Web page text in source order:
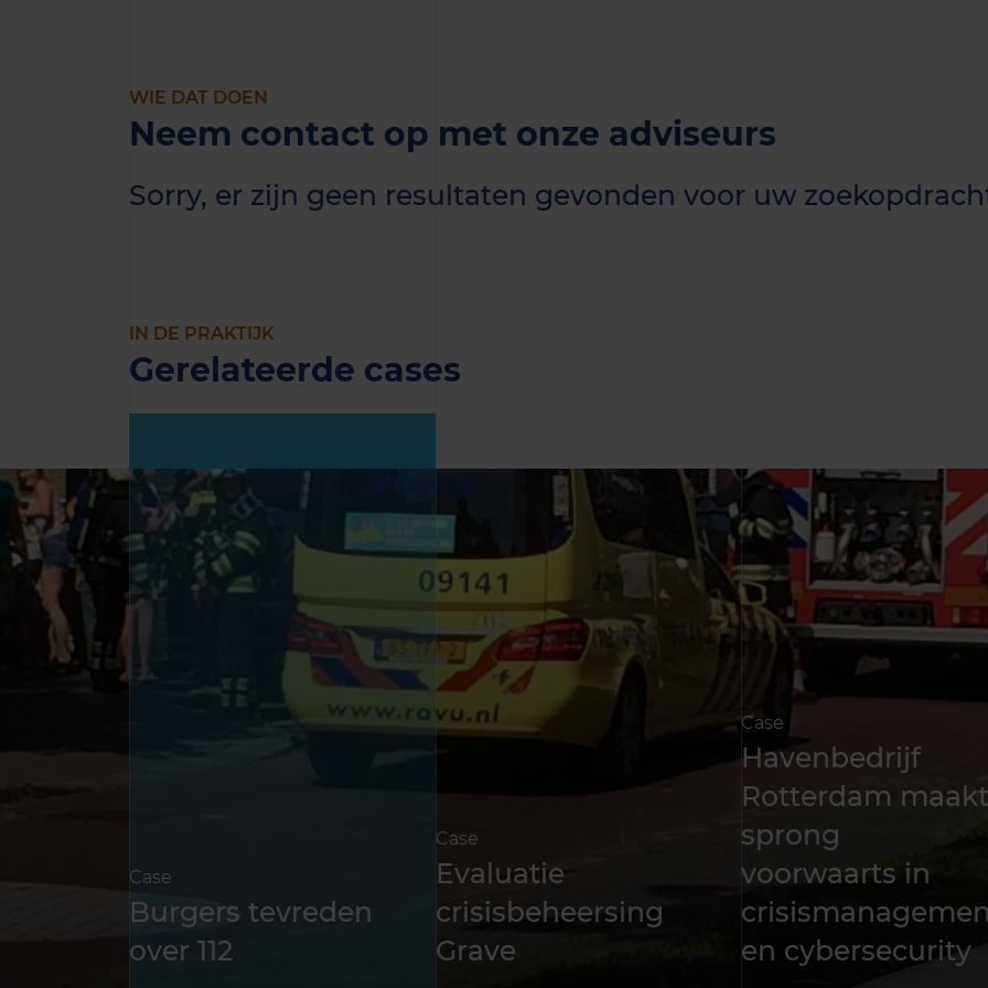
WIE DAT DOEN
Neem contact op met onze adviseurs
Sorry, er zijn geen resultaten gevonden voor uw
IN DE PRAKTIJK
Gerelateerde cases
Case
Burgers tevreden
over 112
Case
Evaluatie
crisisbeheersing
Grave
Case
Havenbedrijf
Rotterdam maakt
sprong
voorwaarts in
en cybersecurity